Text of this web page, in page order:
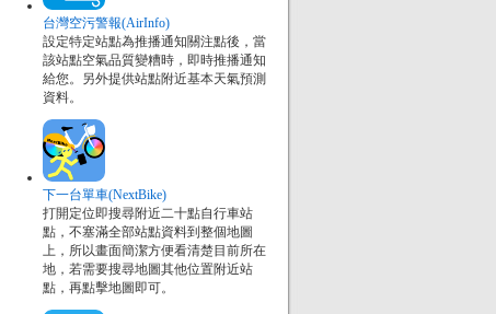
台灣空污警報(AirInfo)
設定特定站點為推播通知關注點後，當
該站點空氣品質變糟時，即時推播通知
給您。另外提供站點附近基本天氣預測
資料。
下一台單車(NextBike)
打開定位即搜尋附近二十點自行車站
點，不塞滿全部站點資料到整個地圖
上，所以畫面簡潔方便看清楚目前所在
地，若需要搜尋地圖其他位置附近站
點，再點擊地圖即可。